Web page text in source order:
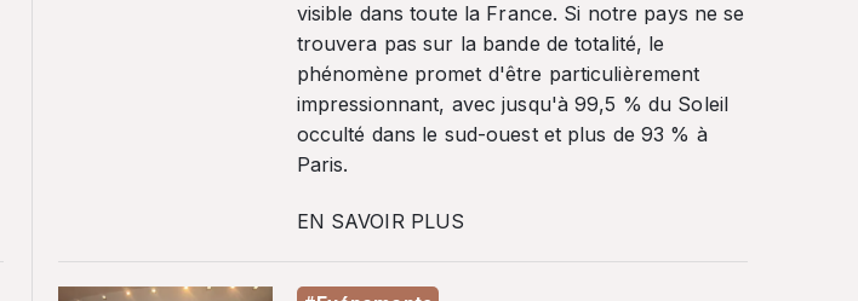
visible dans toute la France. Si notre pays ne se
trouvera pas sur la bande de totalité, le
phénomène promet d'être particulièrement
impressionnant, avec jusqu'à 99,5 % du Soleil
occulté dans le sud-ouest et plus de 93 % à
Paris.
EN SAVOIR PLUS